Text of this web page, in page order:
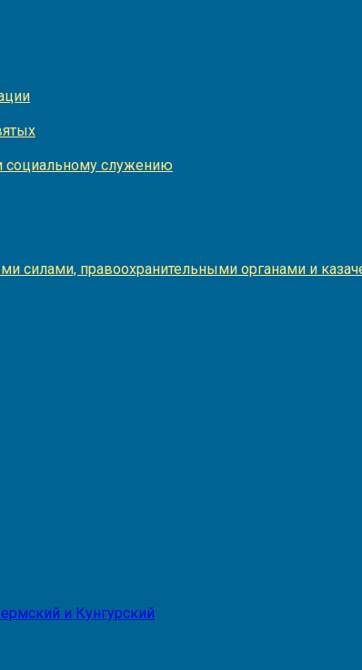
социальному служению
силами, правоохранительными органами и
и Кунгурский